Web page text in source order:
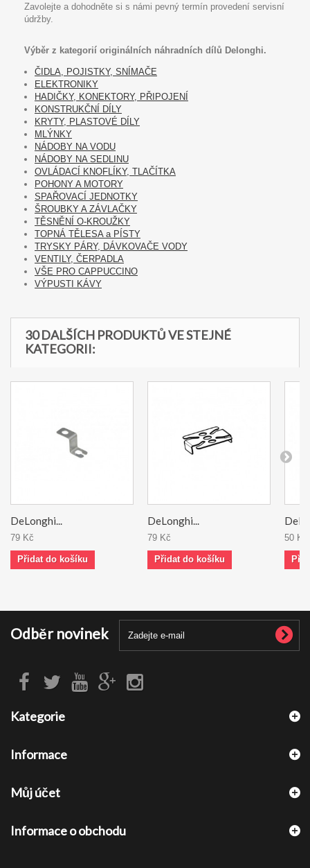
Zavolejte a dohodněte si s námi pevný termín provedení servisní
údržby.
Výběr z kategorií originálních náhradních dílů Delonghi.
ČIDLA, POJISTKY, SNÍMAČE
ELEKTRONIKY
HADIČKY, KONEKTORY, PŘIPOJENÍ
KONSTRUKČNÍ DÍLY
KRYTY, PLASTOVÉ DÍLY
MLÝNKY
NÁDOBY NA VODU
NÁDOBY NA SEDLINU
OVLÁDACÍ KNOFLÍKY, TLAČÍTKA
POHONY A MOTORY
SPAŘOVACÍ JEDNOTKY
ŠROUBKY A ZÁVLAČKY
TĚSNĚNÍ O-KROUŽKY
TOPNÁ TĚLESA a PÍSTY
TRYSKY PÁRY, DÁVKOVAČE VODY
VENTILY, ČERPADLA
VŠE PRO CAPPUCCINO
VÝPUSTI KÁVY
30 DALŠÍCH PRODUKTŮ VE STEJNÉ
KATEGORII:
DeLonghi...
79 Kč
Přidat do košíku
DeLonghi...
79 Kč
Přidat do košíku
50 Kč
Odběr novinek
Kategorie
Informace
Můj účet
Informace o obchodu